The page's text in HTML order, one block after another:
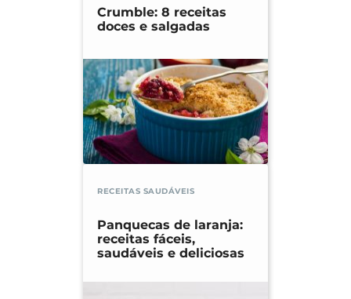
Crumble: 8 receitas
doces e salgadas
RECEITAS SAUDÁVEIS
Panquecas de laranja:
receitas fáceis,
saudáveis e deliciosas